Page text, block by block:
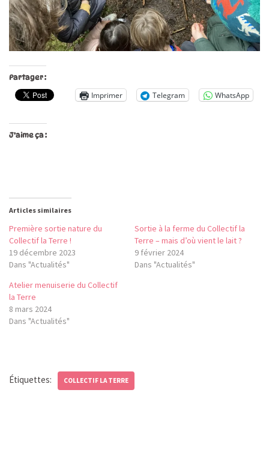
Partager :
Imprimer Telegram WhatsApp
J’aime ça :
Articles similaires
Première sortie nature du
Collectif la Terre !
19 décembre 2023
Dans "Actualités"
Sortie à la ferme du Collectif la
Terre – mais d’où vient le lait ?
9 février 2024
Dans "Actualités"
Atelier menuiserie du Collectif
la Terre
8 mars 2024
Dans "Actualités"
Étiquettes: COLLECTIF LA TERRE